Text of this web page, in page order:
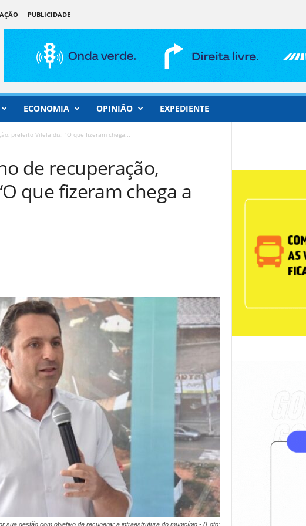
PUBLICIDADE
ECONOMIA OPINIÃO EXPEDIENTE
prefeito Vilela diz: “O que fizeram chega...
de recuperação,
que fizeram chega a
sua gestão com objetivo de recuperar a infraestrutura do município - (Foto: